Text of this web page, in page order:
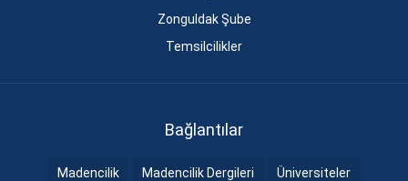
Zonguldak Şube
Temsilcilikler
Bağlantılar
Madencilik Madencilik Dergileri Üniversiteler